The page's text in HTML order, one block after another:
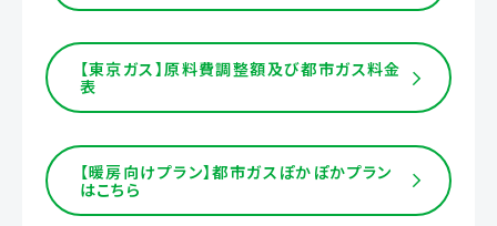
【東京ガス】原料費調整額及び都市ガス料金
表
【暖房向けプラン】都市ガスぽかぽかプラン
はこちら